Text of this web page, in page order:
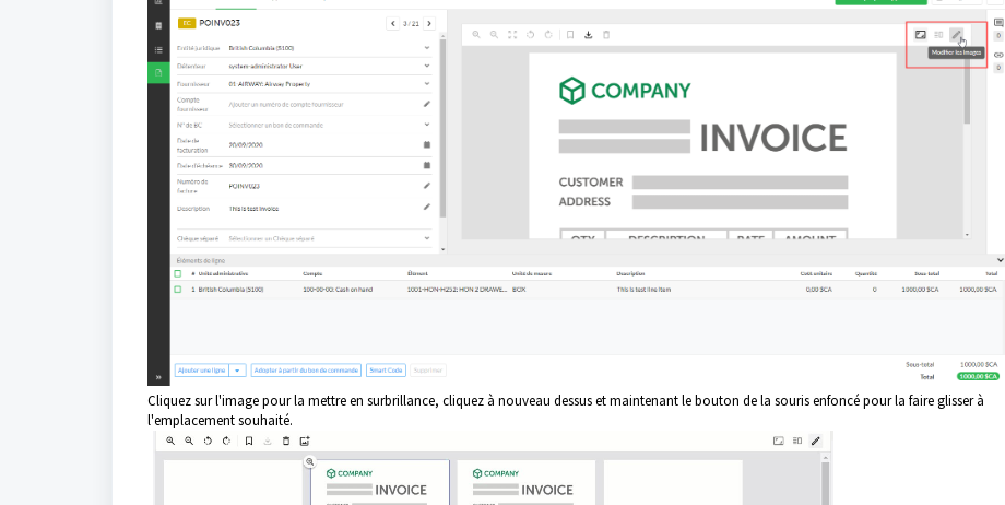
Cliquez sur l'image pour la mettre en surbrillance, cliquez à nouveau dessus et maintenant le bouton de la souris enfoncé pour la faire glisser à
l'emplacement souhaité.